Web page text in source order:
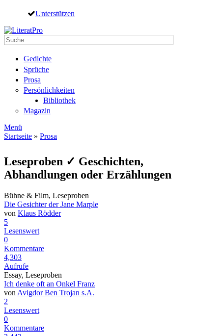
Direkt zum Inhalt
Unterstützen
Suche
Gedichte
Sprüche
Prosa
Persönlichkeiten
Bibliothek
Magazin
Menü
Startseite » Prosa
Leseproben ✓ Geschichten,
Abhandlungen oder Erzählungen
Bühne & Film, Leseproben
Die Gesichter der Jane Marple
von Klaus Rödder
5
Lesenswert
0
Kommentare
4,303
Aufrufe
Essay, Leseproben
Ich denke oft an Onkel Franz
von Avigdor Ben Trojan s.A.
2
Lesenswert
0
Kommentare